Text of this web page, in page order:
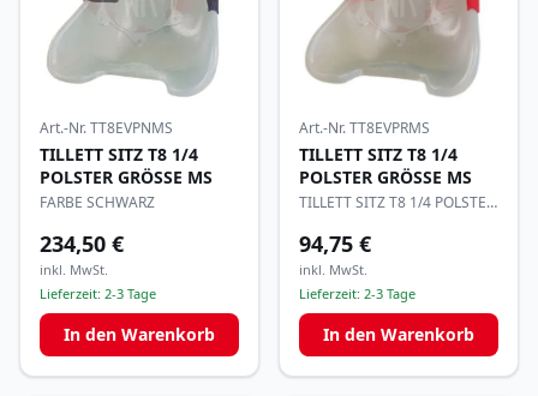
Art.-Nr.TT8EVPNMS
TILLETT SITZ T8 1/4
POLSTER GRÖSSE MS
FARBE SCHWARZ
234,50 €
inkl. MwSt.
Lieferzeit: 2-3 Tage
In den Warenkorb
Art.-Nr.TT8EVPRMS
TILLETT SITZ T8 1/4
POLSTER GRÖSSE MS
TILLETT SITZ T8 1/4 POLSTER
94,75 €
inkl. MwSt.
Lieferzeit: 2-3 Tage
In den Warenkorb